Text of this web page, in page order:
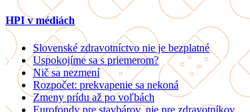
HPI v médiách
Slovenské zdravotníctvo nie je bezplatné
Uspokojíme sa s priemerom?
Nič sa nezmení
Rozpočet: prekvapenie sa nekoná
Zmeny prídu až po voľbách
Eurofondy pre stavbárov, nie pre zdravotníkov